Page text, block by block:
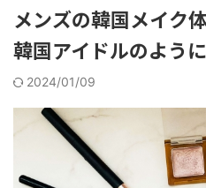
メンズの韓国メイク
韓国アイドルのよう
2024/01/09